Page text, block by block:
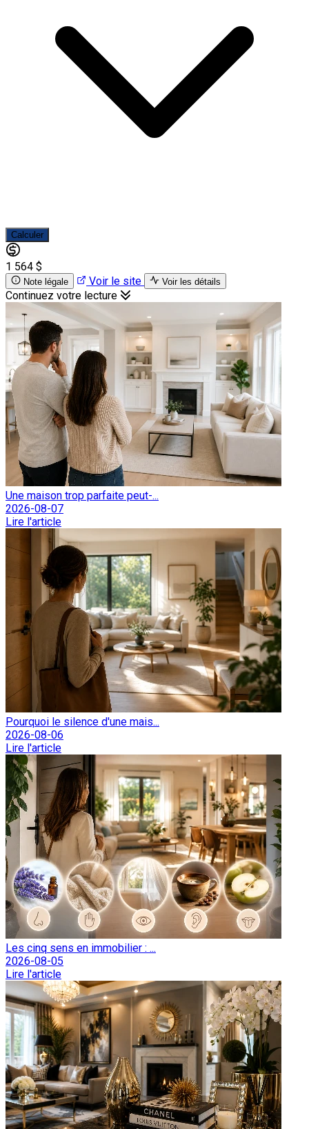
Calculer
1 564 $
Note légale Voir le site Voir les détails
Continuez votre lecture
Une maison trop parfaite peut-...
2026-08-07
Lire l'article
Pourquoi le silence d'une mais...
2026-08-06
Lire l'article
Les cinq sens en immobilier : ...
2026-08-05
Lire l'article